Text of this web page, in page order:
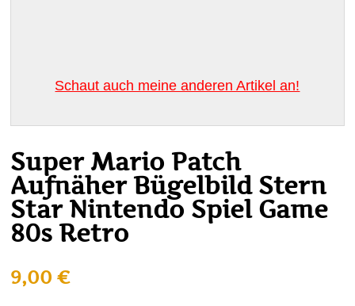
Schaut auch meine anderen Artikel an!
Super Mario Patch
Aufnäher Bügelbild Stern
Star Nintendo Spiel Game
80s Retro
9,00€